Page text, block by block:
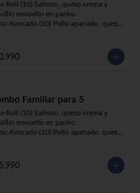
Roll (10) Salmón, queso crema y
envuelto en panko.
Avocado (10) Pollo apanado, queso
envuelta en sésamo o ciboulette.
a elección (5u) + Bebida 1.5lt a
Referencial**
Familiar para 5
Roll (10) Salmón, queso crema y
envuelto en panko.
Avocado (10) Pollo apanado, queso
envuelto en ciboulette o sesamo.
ebi avocado (10) Camarón